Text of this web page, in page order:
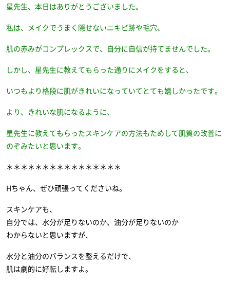
星先生、本日はありがとうございました。
私は、メイクでうまく隠せないニキビ跡や毛穴、
肌の赤みがコンプレックスで、自分に自信が持てませんでした。
しかし、星先生に教えてもらった通りにメイクをすると、
いつもより格段に肌がきれいになっていてとても嬉しかったです。
より、 きれいな肌になるように、
星先生に教えてもらったスキンケアの方法もためして肌質の改善に
のぞみたいと思います。
＊＊＊＊＊＊＊＊＊＊＊＊＊＊＊＊
Hちゃん、ぜひ頑張ってくださいね。
スキンケアも、
自分では、水分が足りないのか、油分が足りないのか
わからないと思いますが、
水分と油分のバランスを整えるだけで、
肌は劇的に好転しますよ。